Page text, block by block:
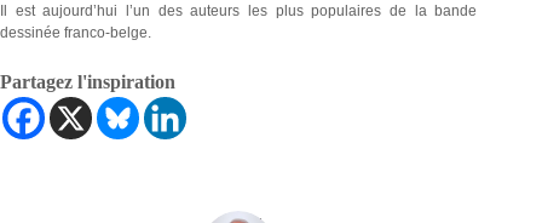
Il est aujourd’hui l’un des auteurs les plus populaires de la bande
dessinée franco-belge.
Partagez l'inspiration